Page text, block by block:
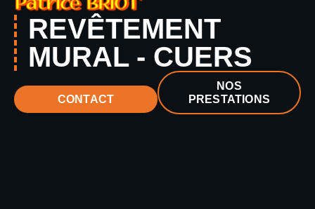
REVÊTEMENT
MURAL - CUERS
CONTACT
NOS
PRESTATIONS